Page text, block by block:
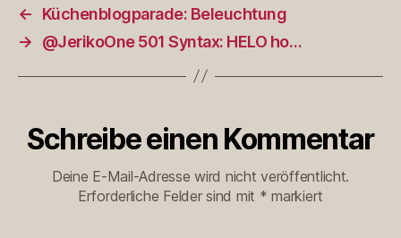
←
Küchenblogparade: Beleuchtung
→
@JerikoOne 501 Syntax: HELO ho…
Schreibe einen Kommentar
Deine E-Mail-Adresse wird nicht veröffentlicht.
Erforderliche Felder sind mit * markiert